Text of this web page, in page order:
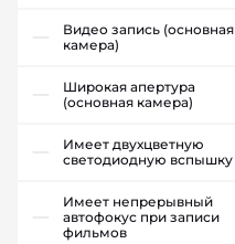
Видео запись (основная
камера)
Широкая апертура
(основная камера)
Имеет двухцветную
светодиодную вспышку
Имеет непрерывный
автофокус при записи
фильмов